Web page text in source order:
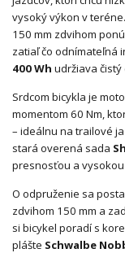
vysoký výkon v
150 mm zdvihom
zatiaľ čo odnímateľná
400 Wh udržiava
Srdcom bicykla je
momentom 60 Nm,
– ideálnu na trailové
stará overená sada
presnosťou a
O odpruženie sa
zdvihom 150 mm a
si bicykel poradí s
plášte Schwalbe